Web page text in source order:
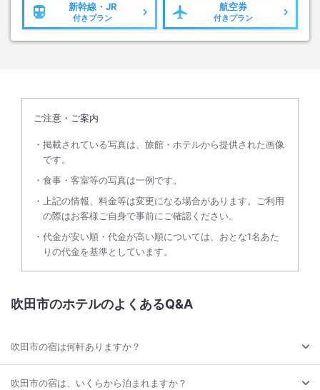
新幹線・JR
付きプラン
航空券
付きプラン
ご注意・ご案内
掲載されている写真は、旅館・ホテルから提供された画像
です。
食事・客室等の写真は一例です。
上記の情報、料金等は変更になる場合があります。ご利用
の際はお客様ご自身で事前にご確認ください。
代金が安い順・代金が高い順については、おとな1名あた
りの代金を基準としています。
吹田市のホテルのよくあるQ&A
吹田市の宿は何軒ありますか？
吹田市の宿は、いくらから泊まれますか？